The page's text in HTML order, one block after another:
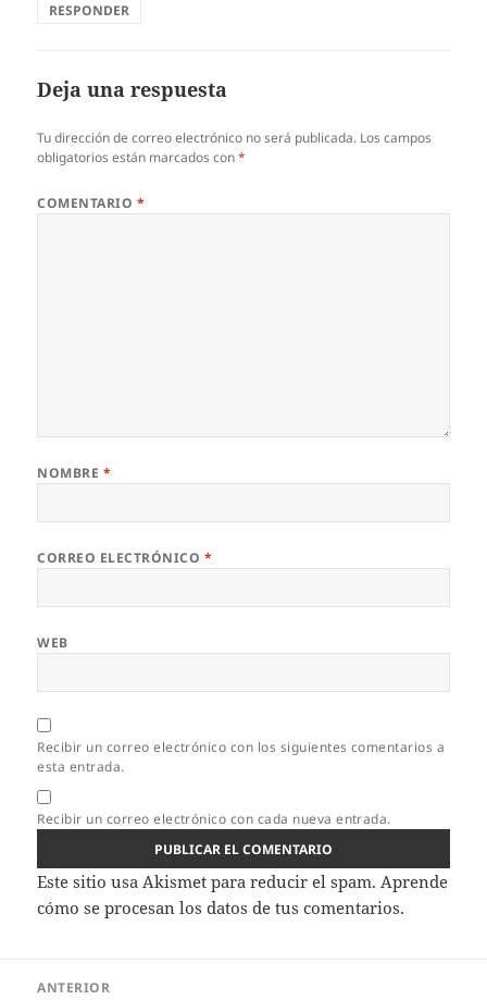
RESPONDER
Deja una respuesta
Tu dirección de correo electrónico no será publicada. Los campos
obligatorios están marcados con*
COMENTARIO *
NOMBRE *
CORREO ELECTRÓNICO *
WEB
Recibir un correo electrónico con los siguientes comentarios a
esta entrada.
Recibir un correo electrónico con cada nueva entrada.
Este sitio usa Akismet para reducir el spam.Aprende
cómo se procesan los datos de tus comentarios.
ANTERIOR